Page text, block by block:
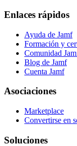
Enlaces rápidos
Ayuda de Jamf
Formación y
Comunidad
Blog de Jamf
Cuenta Jamf
Asociaciones
Marketplace
Convertirse en
Soluciones